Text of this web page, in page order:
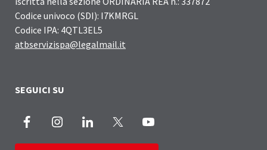
Codice univoco (SDI): I7KMRGL
Codice IPA: 4QTL3EL5
atbservizispa@legalmail.it
SEGUICI SU
Facebook InstagramLinkedIn